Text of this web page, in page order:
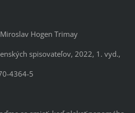
Hogen Trimay
spisovateľov, 2022, 1. vyd.,
4364-5